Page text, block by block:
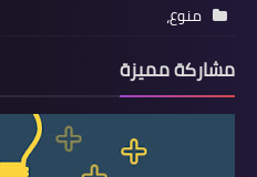
منوع،
مشاركة مميزة